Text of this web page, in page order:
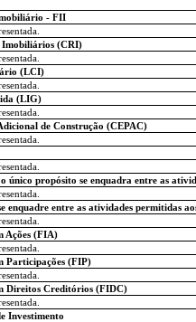
- FII
Imobiliários (CRI)
(LCI)
(LIG)
de Construção (CEPAC)
o único propósito se enquadra entre as
enquadre entre as atividades permitidas
Ações (FIA)
Participações (FIP)
Direitos Creditórios (FIDC)
Investimento